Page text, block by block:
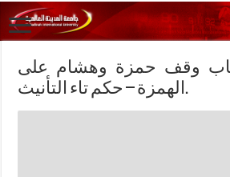
تابع باب وقف حمزة وهشام على
الهمزة – حكم تاء التأنيث.